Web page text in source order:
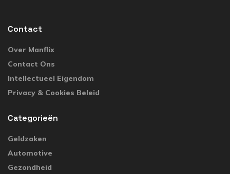
Contact
Over Manflix
Contact Ons
Intellectueel Eigendom
Privacy & Cookies Beleid
Categorieën
Geldzaken
Automotive
Gezondheid